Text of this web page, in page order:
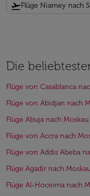
flight_takeoffFlüge Niamey nach
Die
Flüge von Casablanca
Flüge von Abidjan nach
Flüge Abuja nach Moskau
Flüge von Accra nach
Flüge von Addis Abeba
Flüge Agadir nach
Flüge Al-Hoceima nach